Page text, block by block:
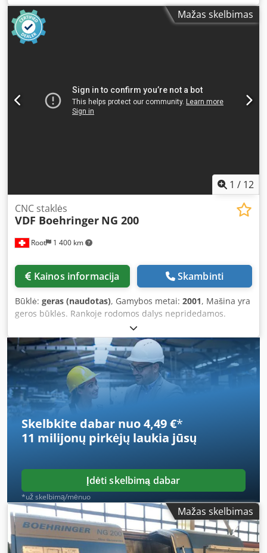
840D Tekinėjimo ilgis: 850 mm Sukimosi skersmuo virš
stalo: 600 mm x ašis: 220 mm z ašis: 950 mm Valdymas:
Siemens 840D Dkodpeydfpdofx Aprsr Sukimosi greitis: 0–
4500 aps./min. Įrankių revolveris: 2 vnt. Veleno anga: 65
Mažas skelbimas
1 / 12
Root 1 400 km
CNC staklės
VDF Boehringer NG 200
Kainos informacija Skambinti
Būklė: geras (naudotas), Gamybos metai: 2001, Mašina yra
geros būklės. Rankoje rodomos dalys nepridedamos.
Pjovimo įrankiai nepridedami. Dkedsrpk Rmjpfx Aprsr
Skelbkite dabar nuo 4,49 €*
11 milijonų pirkėjų laukia jūsų
Įdėti skelbimą dabar
*už skelbimą/mėnuo
Mažas skelbimas